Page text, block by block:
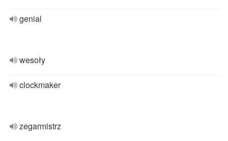
genial
wesoły
clockmaker
zegarmistrz